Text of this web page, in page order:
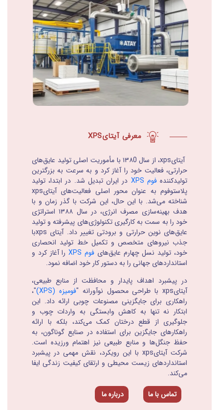
معرفی آیتایXPS
آیتایxps، از سال ۱۳۸0 با مأموریت اصلی تولید عایق‌های
حرارتی، فعالیت خود را آغاز کرد و به سرعت به بزرگترین
تولید‌کنندهفوم XPS
در ایران تبدیل شد. در ابتدا، تولید
پلاستوفوم به عنوان محور اصلی فعالیت‌های آیتایxps
شناخته می‌شد. با این حال، این شرکت با گذر زمان و با
هدف بهینه‌سازی مصرف انرژی، در سال ۱۳۸۸ استراتژی
خود را به سمت به کارگیری تکنولوژی‌های پیشرفته و تولید
عایق‌های نوین حرارتی و برودتی تغییر داد. آیتای xpsبا
جذب نیروهای متخصص و تکمیل خط تولید انحصاری
خود، تولید نسل چهارم عایق‌های فوم XPS
را آغاز کرد و
استانداردهای جهانی را به دستور کار خود اضافه نمود.
در پیشبرد اهداف پایدار و محافظت از منابع طبیعی،
آیتایxps با طراحی محصول نوآورانه "
فومیزه (XPS)
"،
راهکاری برای جایگزینی مصنوعات چوبی ارائه داد. این
ابتکار نه تنها به کاهش وابستگی به واردات چوب و
جلوگیری از قطع درختان کمک می‌کند، بلکه با ارائه
راهکارهای جایگزین برای استفاده در صنایع گوناگون، به
حفظ جنگل‌ها و منابع طبیعی نیز اهتمام ورزیده است.
شرکت آیتایxps با این رویکرد، نقش مهمی در پیشبرد
استانداردهای زیست محیطی و ارتقای کیفیت زندگی ایفا
می‌کند.
تماس با ما
درباره ما